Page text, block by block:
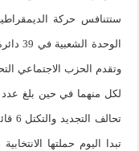
لكل منهما في حين بلغ عدد